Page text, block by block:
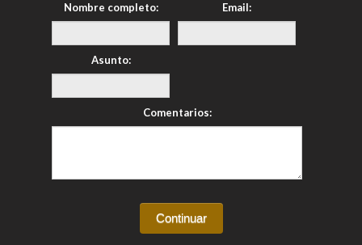
Nombre completo: Email:
Asunto:
Comentarios: